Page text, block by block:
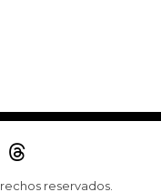
reservados.